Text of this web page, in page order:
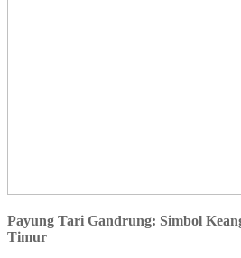
Payung Tari Gandrung: Simbol
Timur